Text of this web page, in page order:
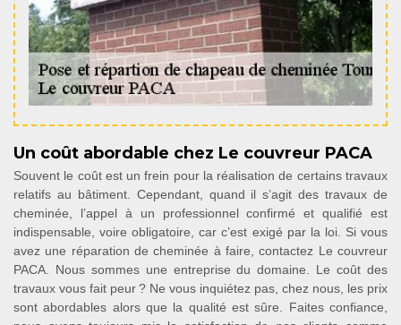
Un coût abordable chez Le couvreur PACA
Souvent le coût est un frein pour la réalisation de certains travaux
relatifs au bâtiment. Cependant, quand il s’agit des travaux de
cheminée, l’appel à un professionnel confirmé et qualifié est
indispensable, voire obligatoire, car c’est exigé par la loi. Si vous
avez une réparation de cheminée à faire, contactez Le couvreur
PACA. Nous sommes une entreprise du domaine. Le coût des
travaux vous fait peur ? Ne vous inquiétez pas, chez nous, les prix
sont abordables alors que la qualité est sûre. Faites confiance,